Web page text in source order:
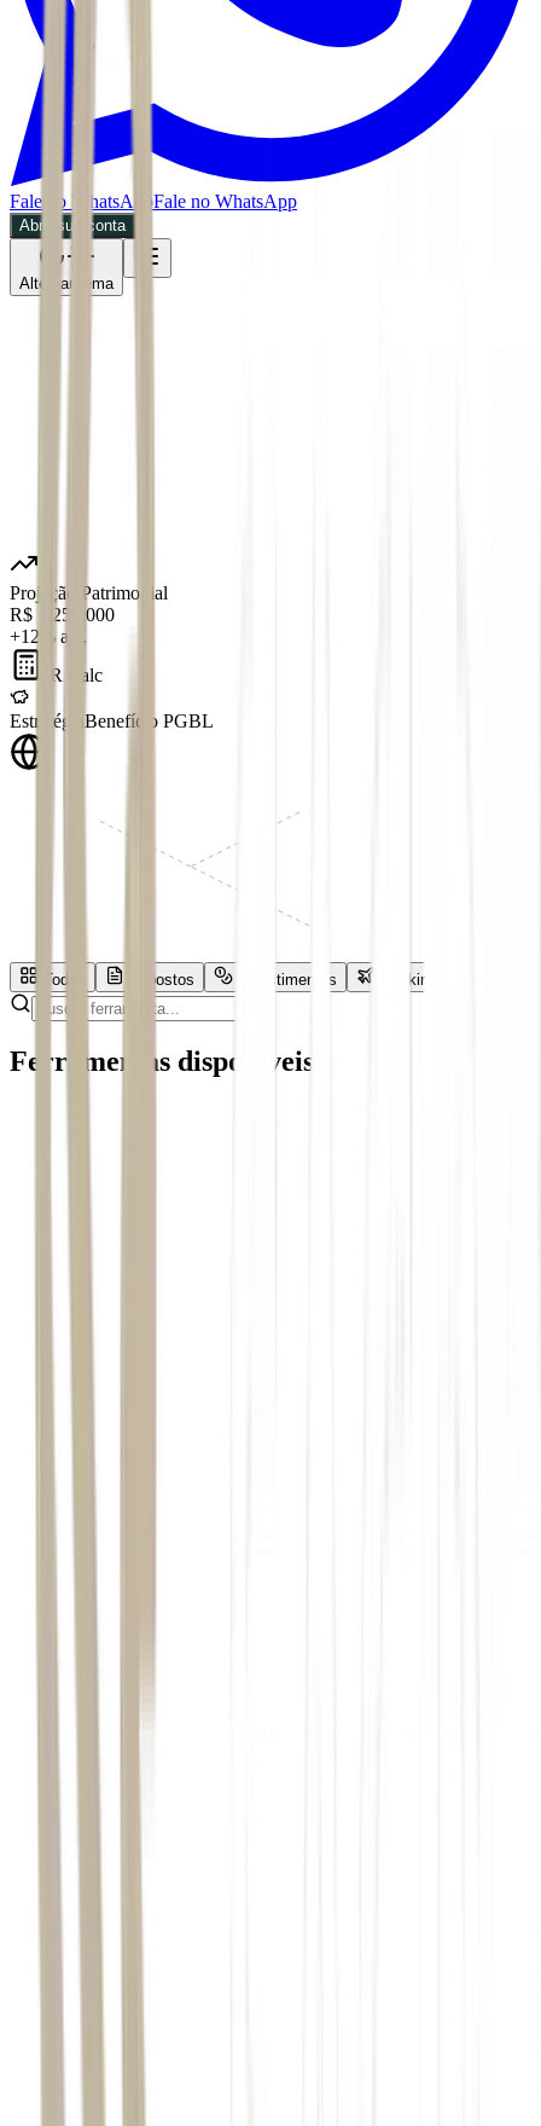
Fale no WhatsAppFale no WhatsApp
Abra sua conta
Alternar tema
Projeção Patrimonial
R$ 1.250.000
+12% a.a.
IR Calc
Estratégia Benefício PGBL
Todas Impostos Investimentos Banking
Ferramentas disponiveis